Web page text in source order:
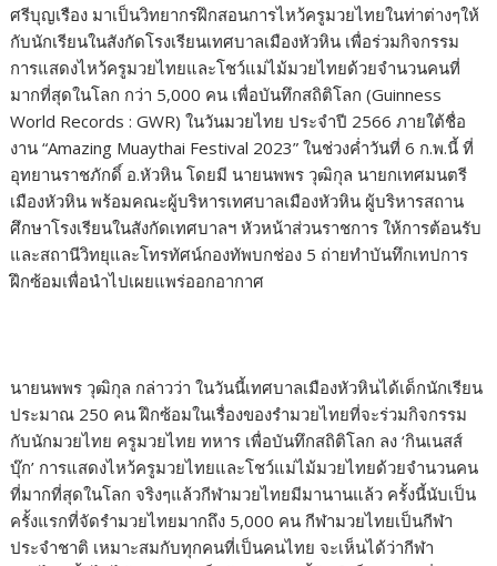
ศรีบุญเรือง มาเป็นวิทยากรฝึกสอนการไหว้ครูมวยไทยในท่าต่างๆให้
กับนักเรียนในสังกัดโรงเรียนเทศบาลเมืองหัวหิน เพื่อร่วมกิจกรรม
การแสดงไหว้ครูมวยไทยและโชว์แม่ไม้มวยไทยด้วยจำนวนคนที่
มากที่สุดในโลก กว่า 5,000 คน เพื่อบันทึกสถิติโลก (Guinness
World Records : GWR) ในวันมวยไทย ประจำปี 2566 ภายใต้ชื่อ
งาน “Amazing Muaythai Festival 2023” ในช่วงค่ำวันที่ 6 ก.พ.นี้ ที่
อุทยานราชภักดิ์ อ.หัวหิน โดยมี นายนพพร วุฒิกุล นายกเทศมนตรี
เมืองหัวหิน พร้อมคณะผู้บริหารเทศบาลเมืองหัวหิน ผู้บริหารสถาน
ศึกษาโรงเรียนในสังกัดเทศบาลฯ หัวหน้าส่วนราชการ ให้การต้อนรับ
และสถานีวิทยุและโทรทัศน์กองทัพบกช่อง 5 ถ่ายทำบันทึกเทปการ
ฝึกซ้อมเพื่อนำไปเผยแพร่ออกอากาศ
นายนพพร วุฒิกุล กล่าวว่า ในวันนี้เทศบาลเมืองหัวหินได้เด็กนักเรียน
ประมาณ 250 คน ฝึกซ้อมในเรื่องของรำมวยไทยที่จะร่วมกิจกรรม
กับนักมวยไทย ครูมวยไทย ทหาร เพื่อบันทึกสถิติโลก ลง ‘กินเนสส์
บุ๊ก’ การแสดงไหว้ครูมวยไทยและโชว์แม่ไม้มวยไทยด้วยจำนวนคน
ที่มากที่สุดในโลก จริงๆแล้วกีฬามวยไทยมีมานานแล้ว ครั้งนี้นับเป็น
ครั้งแรกที่จัดรำมวยไทยมากถึง 5,000 คน กีฬามวยไทยเป็นกีฬา
ประจำชาติ เหมาะสมกับทุกคนที่เป็นคนไทย จะเห็นได้ว่ากีฬา